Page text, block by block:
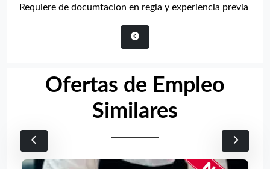
Requiere de documtacion en regla y experiencia previa
Ofertas de Empleo
Similares